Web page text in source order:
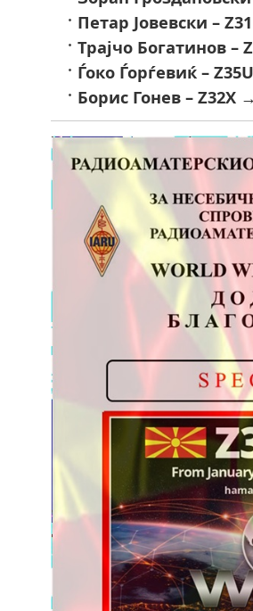
Петар Јовевски –
Трајчо Богатинов –
Ѓоко Ѓорѓевиќ – Z35U
Борис Гонев – Z32X→